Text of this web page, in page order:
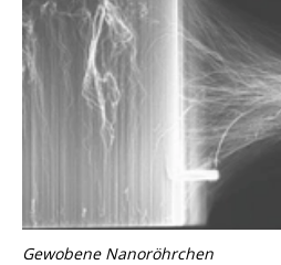
Gewobene Nanoröhrchen